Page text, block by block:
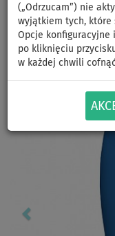
(„Odrzucam”) nie
wyjątkiem tych, które
Opcje konfiguracyjne
po kliknięciu
w każdej chwili
DO
-24 %
NASZ
WYBÓR
Previous